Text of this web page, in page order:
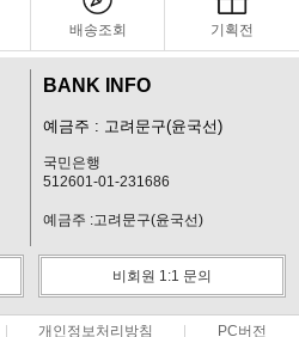
배송조회 기획전
BANK INFO
예금주 : 고려문구(윤국선)
국민은행
512601-01-231686
예금주 :고려문구(윤국선)
비회원 1:1 문의
개인정보처리방침 PC버전